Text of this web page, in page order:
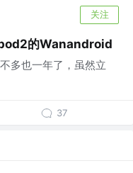
关注
的Wanandroid
多也一年了，虽然立
37